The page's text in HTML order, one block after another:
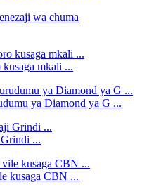
wa chuma
mkali ...
ya Diamond ya G ...
...
kusaga CBN ...